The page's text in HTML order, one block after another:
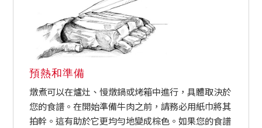
預熱和準備
燉煮可以在爐灶、慢燉鍋或烤箱中進行，具體取決於
您的食譜。在開始準備牛肉之前，請務必用紙巾將其
拍幹。這有助於它更均勻地變成棕色。如果您的食譜